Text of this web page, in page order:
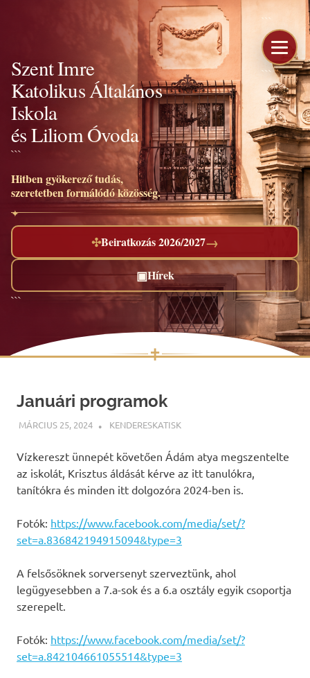
```
```
Szent Imre
Katolikus Általános
Iskola
és Liliom Óvoda
```
Hitben gyökerező tudás,
szeretetben formálódó közösség.
✣Beiratkozás 2026/2027→
▣Hírek
```
✝
content
Januári programok
MÁRCIUS 25, 2024 KENDERESKATISKUNCATEGORIZED
Vízkereszt ünnepét követően Ádám atya megszentelte
az iskolát, Krisztus áldását kérve az itt tanulókra,
tanítókra és minden itt dolgozóra 2024-ben is.
Fotók: https://www.facebook.com/media/set/?
set=a.836842194915094&type=3
A felsősöknek sorversenyt szerveztünk, ahol
legügyesebben a 7.a-sok és a 6.a osztály egyik csoportja
szerepelt.
Fotók: https://www.facebook.com/media/set/?
set=a.842104661055514&type=3